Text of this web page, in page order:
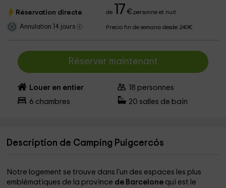
Réservation directe de 17 €personne et nuit
Annulation 14 jours Precio fin de semana desde 240€
Réserver maintenant
Louer en entier 18 personnes
6 chambres 20 salles de bain
Description de Camping Puigcercós
Notre logement se trouve dans l'un des espaces les plus
emblématiques de la province de Barcelone qui est le